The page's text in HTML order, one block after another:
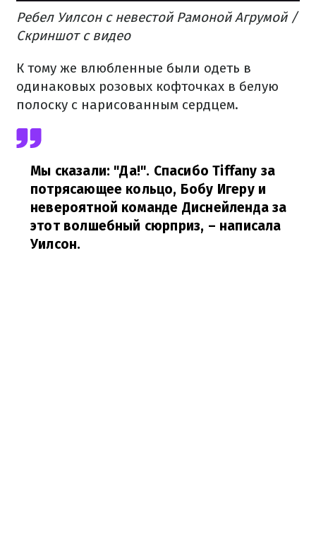
Ребел Уилсон с невестой Рамоной Агрумой /
Скриншот с видео
К тому же влюбленные были одеть в
одинаковых розовых кофточках в белую
полоску с нарисованным сердцем.
Мы сказали: "Да!". Спасибо Tiffany за
потрясающее кольцо, Бобу Игеру и
невероятной команде Диснейленда за
этот волшебный сюрприз, – написала
Уилсон.